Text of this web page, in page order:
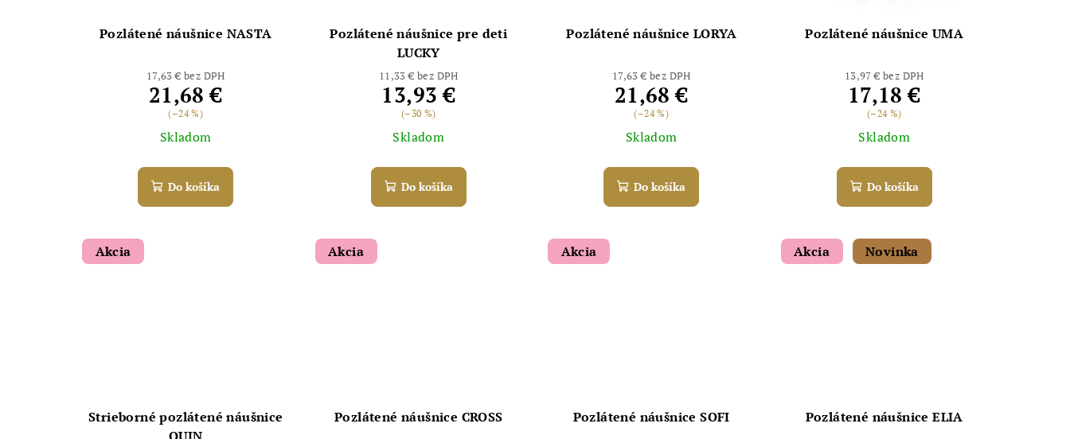
Pozlátené náušnice NASTA
17,63 € bez DPH
21,68 €
(–24 %)
Skladom
Do košíka
Pozlátené náušnice pre deti
LUCKY
11,33 € bez DPH
13,93 €
(–30 %)
Skladom
Do košíka
Pozlátené náušnice LORYA
17,63 € bez DPH
21,68 €
(–24 %)
Skladom
Do košíka
Pozlátené náušnice UMA
13,97 € bez DPH
17,18 €
(–24 %)
Skladom
Do košíka
Akcia
Strieborné pozlátené náušnice
Akcia
Pozlátené náušnice CROSS
Akcia
Pozlátené náušnice SOFI
Akcia Novinka
Pozlátené náušnice ELIA